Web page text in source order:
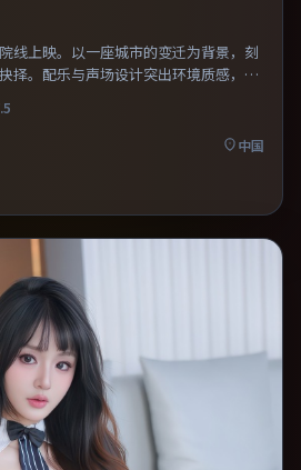
线上映。以一座城市的变迁为背景，刻
择。配乐与声场设计突出环境质感，使
欢现实主义题材的观众，情绪后劲较
中国